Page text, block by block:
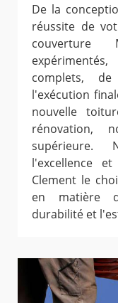
De la
réussite de
couverture
complets,
l'exécution
nouvelle
rénovation,
supérieure.
l'excellence
Clement le
en matière
durabilité et